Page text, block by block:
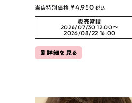
当店特別価格 ¥4,950 税込
販売期間
2026/07/30 12:00〜
2026/08/22 16:00
詳細を見る